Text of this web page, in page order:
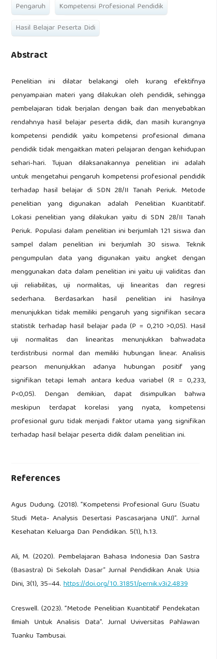
Pengaruh
Kompetensi Profesional Pendidik
Hasil Belajar Peserta Didi
Abstract
Penelitian ini dilatar belakangi oleh kurang efektifnya
penyampaian materi yang dilakukan oleh pendidik, sehingga
pembelajaran tidak berjalan dengan baik dan menyebabkan
rendahnya hasil belajar peserta didik, dan masih kurangnya
kompetensi pendidik yaitu kompetensi profesional dimana
pendidik tidak mengaitkan materi pelajaran dengan kehidupan
sehari-hari. Tujuan dilaksanakannya penelitian ini adalah
untuk mengetahui pengaruh kompetensi profesional pendidik
terhadap hasil belajar di SDN 28/II Tanah Periuk. Metode
penelitian yang digunakan adalah Penelitian Kuantitatif.
Lokasi penelitian yang dilakukan yaitu di SDN 28/II Tanah
Periuk. Populasi dalam penelitian ini berjumlah 121 siswa dan
sampel dalam penelitian ini berjumlah 30 siswa. Teknik
pengumpulan data yang digunakan yaitu angket dengan
menggunakan data dalam penelitian ini yaitu uji validitas dan
uji reliabilitas, uji normalitas, uji linearitas dan regresi
sederhana. Berdasarkan hasil penelitian ini hasilnya
menunjukkan tidak memiliki pengaruh yang signifikan secara
statistik terhadap hasil belajar pada (P = 0,210 >0,05). Hasil
uji normalitas dan linearitas menunjukkan bahwadata
terdistribusi normal dan memiliki hubungan linear. Analisis
pearson menunjukkan adanya hubungan positif yang
signifikan tetapi lemah antara kedua variabel (R = 0,233,
P<0,05). Dengan demikian, dapat disimpulkan bahwa
meskipun terdapat korelasi yang nyata, kompetensi
profesional guru tidak menjadi faktor utama yang signifikan
terhadap hasil belajar peserta didik dalam penelitian ini.
References
Agus Dudung. (2018). “Kompetensi Profesional Guru (Suatu
Studi Meta- Analysis Desertasi Pascasarjana UNJ)”. Jurnal
Kesehatan Keluarga Dan Pendidikan. 5(1), h.13.
Ali, M. (2020). Pembelajaran Bahasa Indonesia Dan Sastra
(Basastra) Di Sekolah Dasar” Jurnal Pendidikan Anak Usia
Dini, 3(1), 35–44.https://doi.org/10.31851/pernik.v3i2.4839
Creswell. (2023). “Metode Penelitian Kuantitatif Pendekatan
Ilmiah Untuk Analisis Data”. Jurnal Uviversitas Pahlawan
Tuanku Tambusai.